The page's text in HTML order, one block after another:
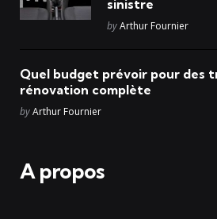
sinistre
Posted
byArthur Fournier
Quel budget prévoir pour des
rénovation complète
Posted
byArthur Fournier
A propos